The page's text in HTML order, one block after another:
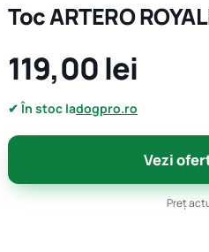
Toc ARTERO
119,00 lei
✔ În stoc ladogpro.ro
Vezi
Preț